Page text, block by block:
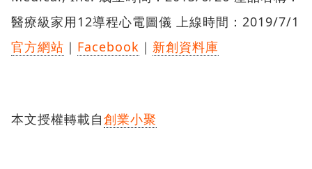
醫療級家用12導程心電圖儀 上線時間：2019/7/1
官方網站 ｜ Facebook ｜ 新創資料庫
本文授權轉載自創業小聚